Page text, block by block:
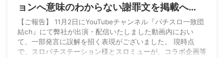
ョンへ意味のわからない謝罪文を掲載へ
www
【ご報告】 11月2日にYouTubeチャンネル『パチスロ一致団
結ch』にて弊社が出演・配信いたしました動画内におい
て、一部発言に誤解を招く表現がございました。 現時点
で、スロパチステーション様とスロミューが、コラボ企画等